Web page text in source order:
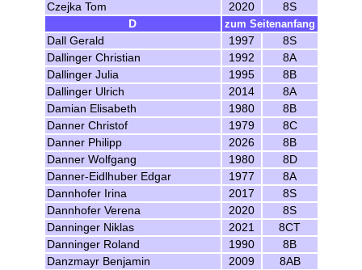
Czejka Tom
2020
8S
D
zum Seitenanfang
Dall Gerald
1997
8S
Dallinger Christian
1992
8A
Dallinger Julia
1995
8B
Dallinger Ulrich
2014
8A
Damian Elisabeth
1980
8B
Danner Christof
1979
8C
Danner Philipp
2026
8B
Danner Wolfgang
1980
8D
Danner-Eidlhuber Edgar
1977
8A
Dannhofer Irina
2017
8S
Dannhofer Verena
2020
8S
Danninger Niklas
2021
8CT
Danninger Roland
1990
8B
Danzmayr Benjamin
2009
8AB